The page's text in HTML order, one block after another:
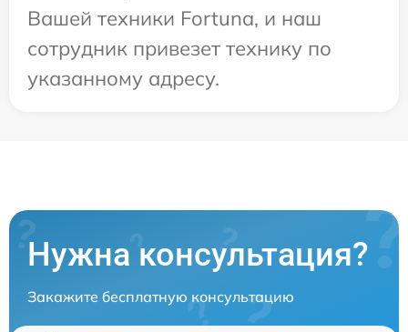
Вашей техники Fortuna, и наш
сотрудник привезет технику по
указанному адресу.
Нужна консультация?
Закажите бесплатную консультацию